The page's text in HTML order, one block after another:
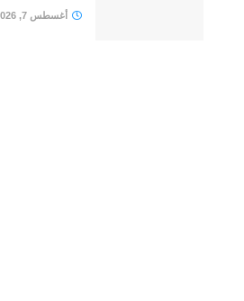
أغسطس 7, 2026